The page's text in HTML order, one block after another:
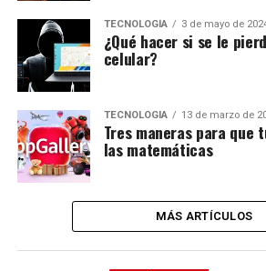
TECNOLOGÍA 3 de mayo de
¿Qué hacer si se le
celular?
TECNOLOGÍA 13 de marzo de
Tres maneras para que
las matemáticas
MÁS ARTÍCULOS